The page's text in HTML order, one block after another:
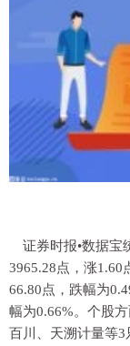
证券时报•数据宝
3965.28点，涨1.60
66.80点，跌幅为
幅为0.66%。个股
百川、天溯计量等3